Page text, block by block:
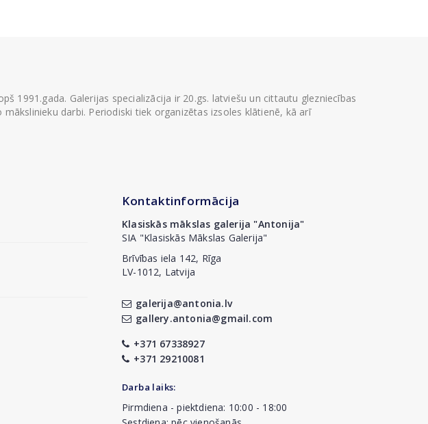
1991.gada. Galerijas specializācija ir 20.gs. latviešu un cittautu glezniecības
darbi. Periodiski tiek organizētas izsoles klātienē, kā arī
Kontaktinformācija
Klasiskās mākslas galerija "Antonija"
SIA "Klasiskās Mākslas Galerija"
Brīvības iela 142, Rīga
LV-1012, Latvija
galerija@antonia.lv
gallery.antonia@gmail.com
+371 67338927
+371 29210081
Darba laiks:
Pirmdiena - piektdiena: 10:00 - 18:00